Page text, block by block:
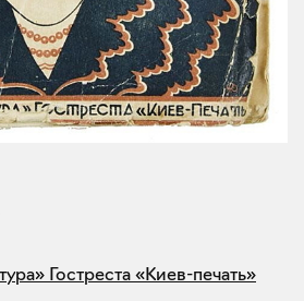
Гостреста «Киев-печать»